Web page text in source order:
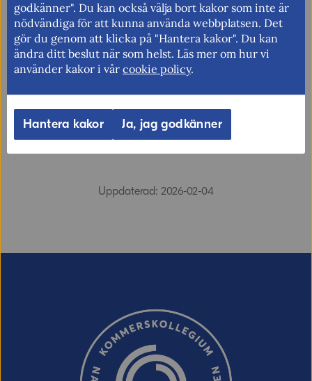
Ladda ner pdf
Berätta gärna vad vi kan göra för att
förbättra den här sidan.
Ordverifiering Uppdatera captcha
Uppdaterad: 2026-02-04
godkänner". Du kan också välja bort kakor som inte är
nödvändiga för att kunna använda webbplatsen. Det
gör du genom att klicka på "Hantera kakor". Du kan
ändra ditt beslut när som helst. Läs mer om hur vi
använder kakor i vår cookie policy.
Hantera kakor Ja, jag godkänner